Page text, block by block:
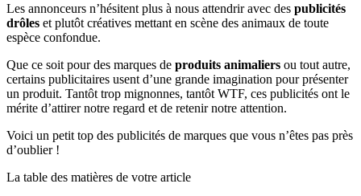
Les annonceurs n’hésitent plus à nous attendrir avec des publicités
drôles et plutôt créatives mettant en scène des animaux de toute
espèce confondue.
Que ce soit pour des marques de produits animaliers ou tout autre,
certains publicitaires usent d’une grande imagination pour présenter
un produit. Tantôt trop mignonnes, tantôt WTF, ces publicités ont le
mérite d’attirer notre regard et de retenir notre attention.
Voici un petit top des publicités de marques que vous n’êtes pas près
d’oublier !
La table des matières de votre article